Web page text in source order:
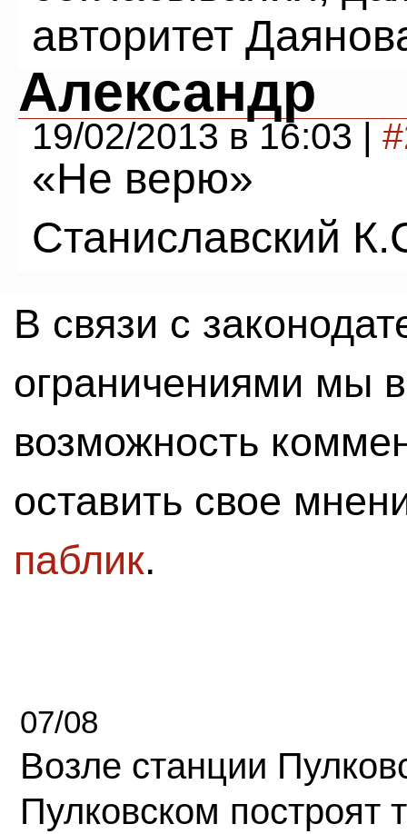
авторитет
Александр
19/02/2013 в 16:03 |
«Не верю»
Станиславский
В связи с
ограничениями мы
возможность
оставить свое
паблик.
07/08
Возле станции
Пулковском построят